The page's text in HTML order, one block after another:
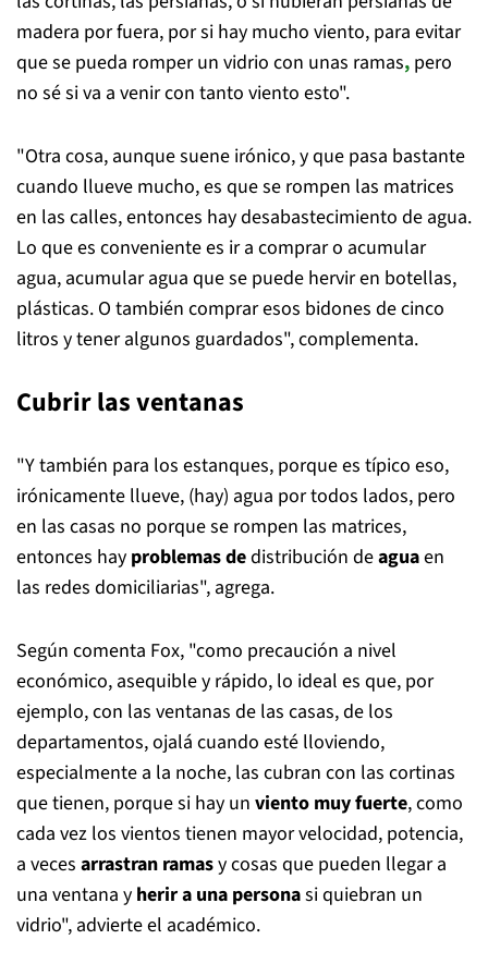
madera por fuera, por si hay mucho viento, para evitar
que se pueda romper un vidrio con unas ramas, pero
no sé si va a venir con tanto viento esto".
"Otra cosa, aunque suene irónico, y que pasa bastante
cuando llueve mucho, es que se rompen las matrices
en las calles, entonces hay desabastecimiento de agua.
Lo que es conveniente es ir a comprar o acumular
agua, acumular agua que se puede hervir en botellas,
plásticas. O también comprar esos bidones de cinco
litros y tener algunos guardados", complementa.
Cubrir las ventanas
"Y también para los estanques, porque es típico eso,
irónicamente llueve, (hay) agua por todos lados, pero
en las casas no porque se rompen las matrices,
entonces hay problemas dedistribución deaguaen
las redes domiciliarias", agrega.
Según comenta Fox, "como precaución a nivel
económico, asequible y rápido, lo ideal es que, por
ejemplo, con las ventanas de las casas, de los
departamentos, ojalá cuando esté lloviendo,
especialmente a la noche, las cubran con las cortinas
que tienen, porque si hay un viento muy fuerte, como
cada vez los vientos tienen mayor velocidad, potencia,
a veces arrastran ramasy cosas que pueden llegar a
una ventana y herir a una personasi quiebran un
vidrio", advierte el académico.